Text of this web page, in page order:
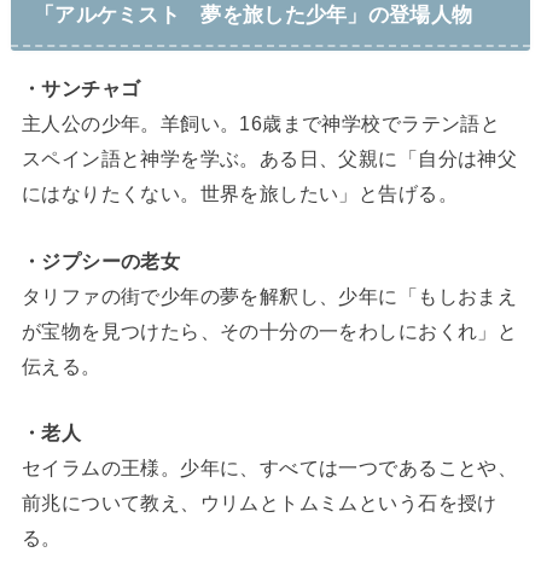
「アルケミスト 夢を旅した少年」の登場人物
・サンチャゴ
主人公の少年。羊飼い。16歳まで神学校でラテン語と
スペイン語と神学を学ぶ。ある日、父親に「自分は神父
にはなりたくない。世界を旅したい」と告げる。
・ジプシーの老女
タリファの街で少年の夢を解釈し、少年に「もしおまえ
が宝物を見つけたら、その十分の一をわしにおくれ」と
伝える。
・老人
セイラムの王様。少年に、すべては一つであることや、
前兆について教え、ウリムとトムミムという石を授け
る。